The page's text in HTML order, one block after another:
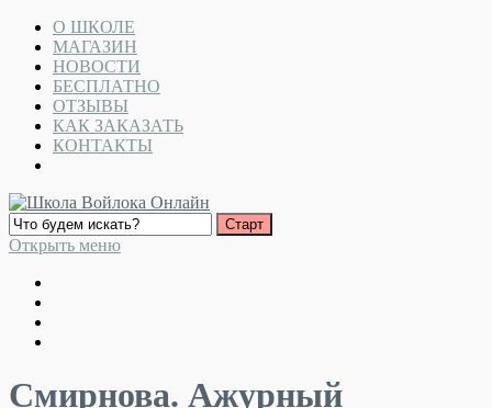
О ШКОЛЕ
МАГАЗИН
НОВОСТИ
БЕСПЛАТНО
ОТЗЫВЫ
КАК ЗАКАЗАТЬ
КОНТАКТЫ
Открыть меню
Смирнова. Ажурный